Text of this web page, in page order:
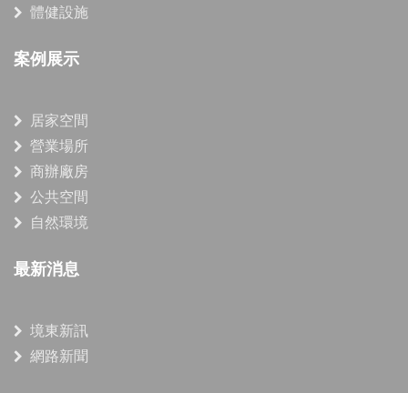
體健設施
案例展示
居家空間
營業場所
商辦廠房
公共空間
自然環境
最新消息
境東新訊
網路新聞